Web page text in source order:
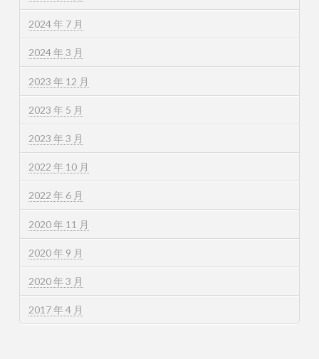
2024 年 7 月
2024 年 3 月
2023 年 12 月
2023 年 5 月
2023 年 3 月
2022 年 10 月
2022 年 6 月
2020 年 11 月
2020 年 9 月
2020 年 3 月
2017 年 4 月